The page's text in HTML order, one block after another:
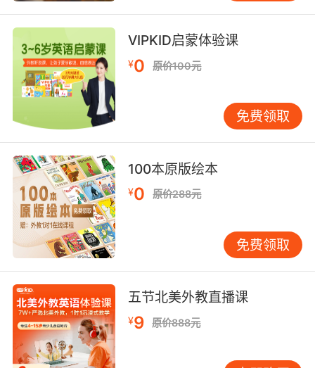
snowflakes等生动比喻，这种创造性表达正是情
境沉浸带来的意外收获。 三、思维与表达双提升
英语日记作为思维训练载体，承担着培养批判性
思维的重任。VIPKID课程设置观点辩论专题，要
求学员就环保、科技等话题撰写评论性日记。教
师引入Claim-Evidence-Reasoning模型，引导
大学写作教学研究中心证实，持续性的观点表达
训练可使青少年逻辑严密性提升29%。在关于塑
料限用令的日记写作中，有学员通过对比中美超
市塑料袋使用数据，提出经济杠杆与环保意识协
同作用的创新见解。 情感表达的细腻度同样得到
显著改善。通过情绪温度计练习，学员学会用多
eyed，从heart-wrenching到euphoric。某位上
海学员在记录宠物离世经历时，创造性地将
sunset隐喻为生命消逝，展现出超越年龄的语言
驾驭能力。这种具象化表达训练，使学员在托福
独立写作中的情感类题目得分平均提高8分。
VIPKID启蒙体验课
¥0 原价100元
免费领取
100本原版绘本
¥0 原价288元
免费领取
五节北美外教直播课
¥9 原价888元